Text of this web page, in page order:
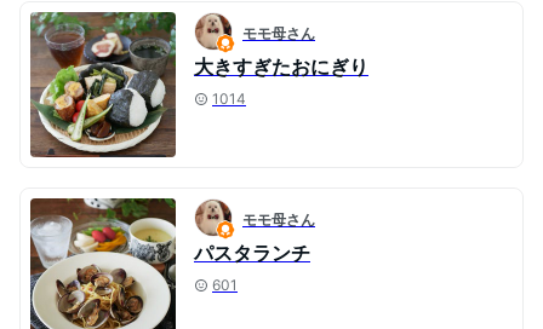
モモ母さん
大きすぎたおにぎり
1014
モモ母さん
パスタランチ
601